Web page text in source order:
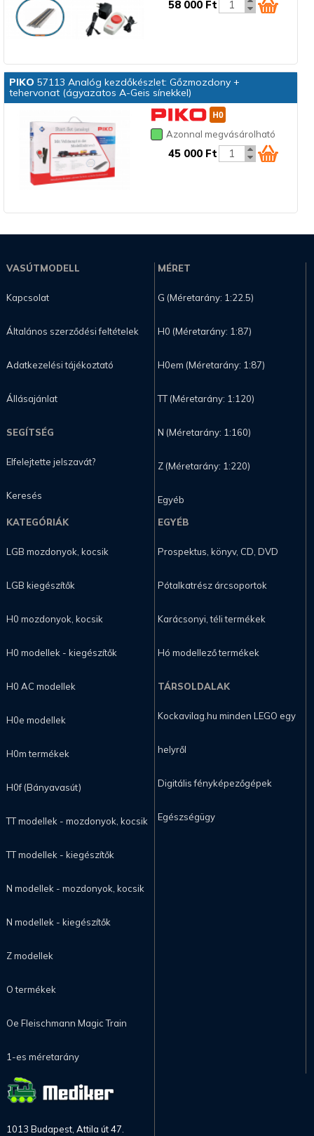
58 000 Ft
PIKO 57113 Analóg kezdőkészlet: Gőzmozdony +
tehervonat (ágyazatos A-Geis sínekkel)
Azonnal megvásárolható
45 000 Ft
VASÚTMODELL
Kapcsolat
Általános szerződési feltételek
Adatkezelési tájékoztató
Állásajánlat
SEGÍTSÉG
Elfelejtette jelszavát?
Keresés
MÉRET
G (Méretarány: 1:22.5)
H0 (Méretarány: 1:87)
H0em (Méretarány: 1:87)
TT (Méretarány: 1:120)
N (Méretarány: 1:160)
Z (Méretarány: 1:220)
Egyéb
KATEGÓRIÁK
LGB mozdonyok, kocsik
LGB kiegészítők
H0 mozdonyok, kocsik
H0 modellek - kiegészítők
H0 AC modellek
H0e modellek
H0m termékek
H0f (Bányavasút)
TT modellek - mozdonyok, kocsik
TT modellek - kiegészítők
N modellek - mozdonyok, kocsik
N modellek - kiegészítők
Z modellek
O termékek
Oe Fleischmann Magic Train
1-es méretarány
EGYÉB
Prospektus, könyv, CD, DVD
Pótalkatrész árcsoportok
Karácsonyi, téli termékek
Hó modellező termékek
TÁRSOLDALAK
Kockavilag.hu minden LEGO egy
helyről
Digitális fényképezőgépek
Egészségügy
1013 Budapest, Attila út 47.